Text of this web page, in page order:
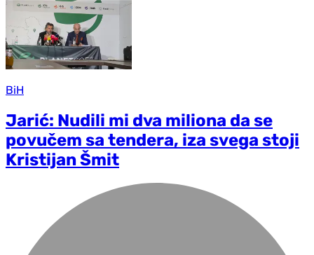
BiH
Jarić: Nudili mi dva miliona da se
povučem sa tendera, iza svega stoji
Kristijan Šmit